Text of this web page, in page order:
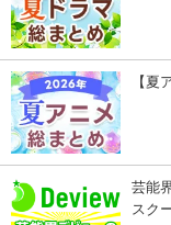
【夏
芸能
スク